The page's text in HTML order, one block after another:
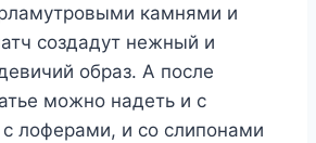
камнями и
создадут нежный и
образ. А после
можно надеть и с
лоферами, и со слипонами